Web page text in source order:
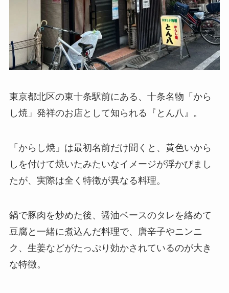
東京都北区の東十条駅前にある、十条名物「から
し焼」発祥のお店として知られる『とん八』。
「からし焼」は最初名前だけ聞くと、黄色いから
しを付けて焼いたみたいなイメージが浮かびまし
たが、実際は全く特徴が異なる料理。
鍋で豚肉を炒めた後、醤油ベースのタレを絡めて
豆腐と一緒に煮込んだ料理で、唐辛子やニンニ
ク、生姜などがたっぷり効かされているのが大き
な特徴。